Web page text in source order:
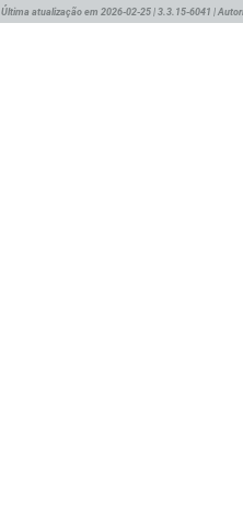
Última atualização em 2026-02-25 | 3.3.15-6041 |